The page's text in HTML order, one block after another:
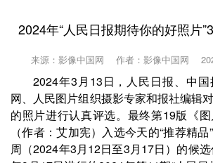
2024年“人民日报期待你的好照片
来源：影像中国网 作者：影像中国网
2024年3月13日，人民日报、中
网、人民图片组织摄影专家和报社编辑
的照片进行认真评选。最终第19版《
（作者：艾加宪）入选今天的“推荐精
周（2024年3月12日至3月17日）的候